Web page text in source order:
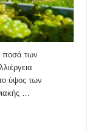
ποσά των
ύψος των
…